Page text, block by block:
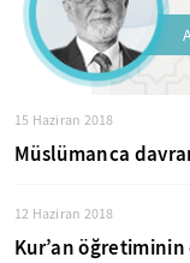
15 Haziran 2018
Müslümanca
12 Haziran 2018
Kur’an